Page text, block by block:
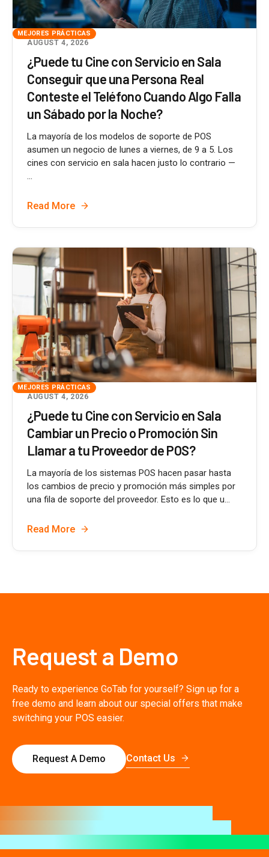
MEJORES PRÁCTICAS
AUGUST 4, 2026
¿Puede tu Cine con Servicio en Sala
Conseguir que una Persona Real
Conteste el Teléfono Cuando Algo Falla
un Sábado por la Noche?
La mayoría de los modelos de soporte de POS
asumen un negocio de lunes a viernes, de 9 a 5. Los
cines con servicio en sala hacen justo lo contrario —
...
Read More
MEJORES PRÁCTICAS
AUGUST 4, 2026
¿Puede tu Cine con Servicio en Sala
Cambiar un Precio o Promoción Sin
Llamar a tu Proveedor de POS?
La mayoría de los sistemas POS hacen pasar hasta
los cambios de precio y promoción más simples por
una fila de soporte del proveedor. Esto es lo que u...
Read More
Request a Demo
Ready to experience GoTab for yourself? Sign up for a
free demo and learn about our special offers that make
switching your POS easier.
Request A Demo Contact Us